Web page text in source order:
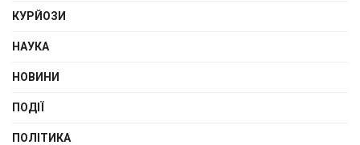
КУРЙОЗИ
НАУКА
НОВИНИ
ПОДІЇ
ПОЛІТИКА